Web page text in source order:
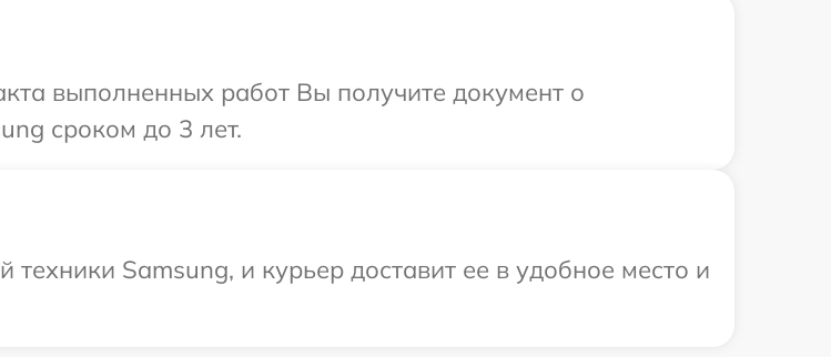
выполненных работ Вы получите документ о
сроком до 3 лет.
Samsung, и курьер доставит ее в удобное место и